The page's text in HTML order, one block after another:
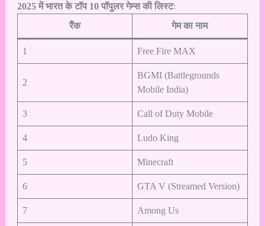
2025 में भारत के टॉप 10 पॉपुलर गेम्स की लिस्ट:
रैंक
गेम का नाम
1 Free Fire MAX
2
BGMI (Battlegrounds
Mobile India)
3 Call of Duty Mobile
4 Ludo King
5 Minecraft
6 GTA V (Streamed Version)
7 Among Us